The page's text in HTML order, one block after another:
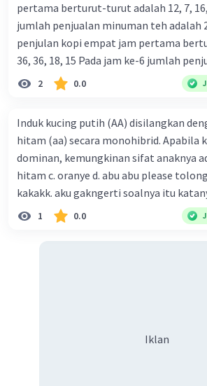
pertama berturut-turut adalah 12, 7,
jumlah penjualan minuman teh adalah
penjulan kopi empat jam pertama
36, 36, 18, 15 Pada jam ke-6 jumlah
12 Jika tren penjulan teh dan kopi
berapakah jumlah penjualan teh dan
dan 60
2 0.0
Induk kucing putih (AA) disilangkan
hitam (aa) secara monohibrid. Apabila
dominan, kemungkinan sifat anaknya
hitam c. oranye d. abu abu please
kakakk. aku gakngerti soalnya itu
dominan tapi itu ditulisnya AA dan aa
1 0.0
Iklan